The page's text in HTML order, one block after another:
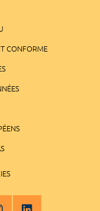
CONFORME